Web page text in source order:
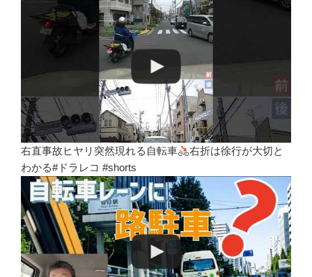
右直事故ヒヤリ突然現れる自転車
右折は徐行が大切と
わかる#ドラレコ #shorts